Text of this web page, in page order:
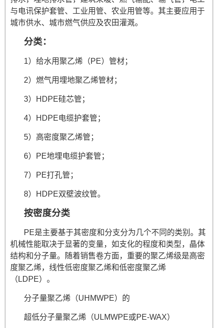
与电讯保护套管、工业用管、农业用管等。其主要应用于
城市供水、城市燃气供应及农田灌溉。
分类：
1）给水用聚乙烯（PE）管材；
2）燃气用埋地聚乙烯管材；
3）HDPE硅芯管；
4）HDPE电缆护套管；
5）高密度聚乙烯管；
6）PE地埋电缆护套管；
7）PE打孔管；
8）HDPE双壁波纹管。
按密度分类
PE是主要基于其密度和分支分为几个不同的类别。其
机械性能取决于显著的变量，如支化的程度和类型，晶体
结构和分子量。随着销售卷方面，重要的聚乙烯级是高密
度聚乙烯，线性低密度聚乙烯和低密度聚乙烯
（LDPE）。
分子量聚乙烯（UHMWPE）的
超低分子量聚乙烯（ULMWPE或PE-WAX）